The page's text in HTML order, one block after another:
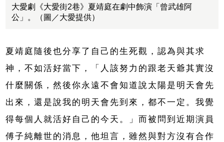
大愛劇《大愛街2巷》夏靖庭在劇中飾演「曾武雄阿
公」。（圖／大愛提供）
夏靖庭隨後也分享了自己的生死觀，認為與其求
神，不如活好當下，「人該努力的跟老天爺其實沒
什麼關係，然後你永遠不會知道說太陽是明天會先
出來，還是說我的明天會先到來，都不一定。我覺
得每個人就活好自己的今天。」而被問到近期演員
傅子純離世的消息，他坦言，雖然與對方沒有合作